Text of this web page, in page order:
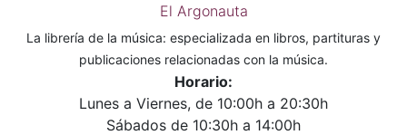
El Argonauta
La librería de la música: especializada en libros, partituras y
publicaciones relacionadas con la música.
Horario:
Lunes a Viernes, de 10:00h a 20:30h
Sábados de 10:30h a 14:00h